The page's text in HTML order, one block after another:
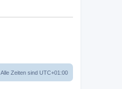
Alle Zeiten sind UTC+01:00